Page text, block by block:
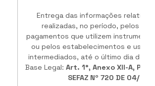
Entrega das informações
realizadas, no período, pelos
pagamentos que utilizem
ou pelos estabelecimentos e
intermediados, até o último dia do
Base Legal: Art. 1°, Anexo XII-A,
SEFAZ Nº 720 DE 04/